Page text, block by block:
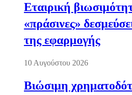
Εταιρική
«πράσινες»
της εφαρμογής
10 Αυγούστου 2026
Βιώσιμη